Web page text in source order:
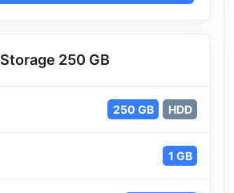
Storage 250 GB
250 GB HDD
1 GB